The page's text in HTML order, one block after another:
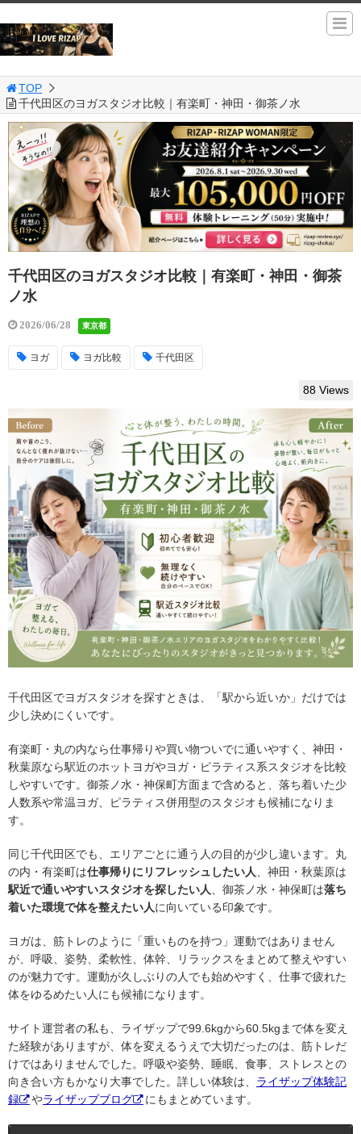
TOP
千代田区のヨガスタジオ比較｜有楽町・神田・御茶ノ水
千代田区のヨガスタジオ比較｜有楽町・神田・御茶
ノ水
2026/06/28 東京都
ヨガ ヨガ比較 千代田区
88 Views
千代田区でヨガスタジオを探すときは、「駅から近いか」だけでは
少し決めにくいです。
有楽町・丸の内なら仕事帰りや買い物ついでに通いやすく、神田・
秋葉原なら駅近のホットヨガやヨガ・ピラティス系スタジオを比較
しやすいです。御茶ノ水・神保町方面まで含めると、落ち着いた少
人数系や常温ヨガ、ピラティス併用型のスタジオも候補になりま
す。
同じ千代田区でも、エリアごとに通う人の目的が少し違います。丸
の内・有楽町は仕事帰りにリフレッシュしたい人
、神田・秋葉原は
駅近で通いやすいスタジオを探したい人
、御茶ノ水・神保町は落ち
着いた環境で体を整えたい人に向いている印象です。
ヨガは、筋トレのように「重いものを持つ」運動ではありません
が、呼吸、姿勢、柔軟性、体幹、リラックスをまとめて整えやすい
のが魅力です。運動が久しぶりの人でも始めやすく、仕事で疲れた
体をゆるめたい人にも候補になります。
サイト運営者の私も、ライザップで99.6kgから60.5kgまで体を変え
た経験がありますが、体を変えるうえで大切だったのは、筋トレだ
けではありませんでした。呼吸や姿勢、睡眠、食事、ストレスとの
向き合い方もかなり大事でした。詳しい体験は、 ライザップ体験記
録
やライザップブログ にもまとめています。